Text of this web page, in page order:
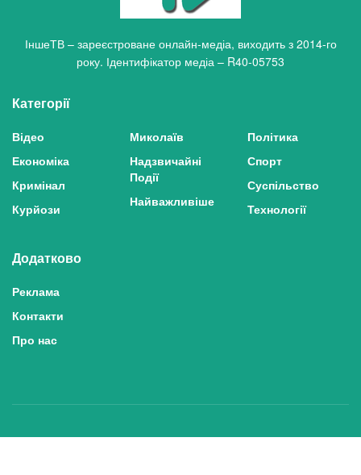
ІншеТВ – зареєстроване онлайн-медіа, виходить з 2014-го
року. Ідентифікатор медіа – R40-05753
Категорії
Відео
Економіка
Кримінал
Курйози
Миколаїв
Надзвичайні
Події
Найважливіше
Політика
Спорт
Суспільство
Технології
Додатково
Реклама
Контакти
Про нас
Політика конфіденційності та захисту персональних даних